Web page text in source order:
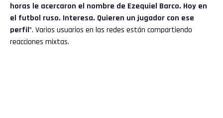
horas le acercaron el nombre de Ezequiel Barco. Hoy en
el futbol ruso. Interesa. Quieren un jugador con ese
perfil”. Varios usuarios en las redes están compartiendo
reacciones mixtas.